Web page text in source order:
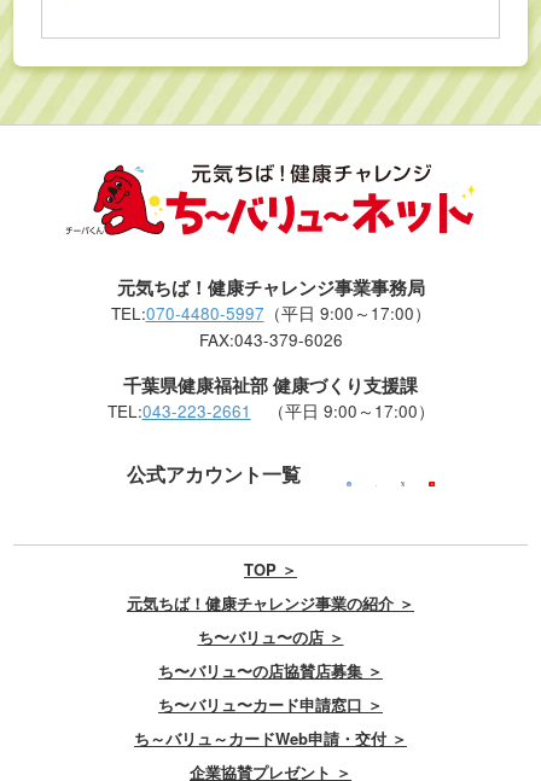
元気ちば！健康チャレンジ事業事務局
TEL:070-4480-5997 （平日 9:00～17:00）
FAX:043-379-6026
千葉県健康福祉部 健康づくり支援課
TEL:043-223-2661 （平日 9:00～17:00）
公式アカウント一覧
TOP ＞
元気ちば！健康チャレンジ事業の紹介 ＞
ち〜バリュ〜の店 ＞
ち〜バリュ〜の店協賛店募集 ＞
ち〜バリュ〜カード申請窓口 ＞
ち～バリュ～カードWeb申請・交付 ＞
企業協賛プレゼント ＞